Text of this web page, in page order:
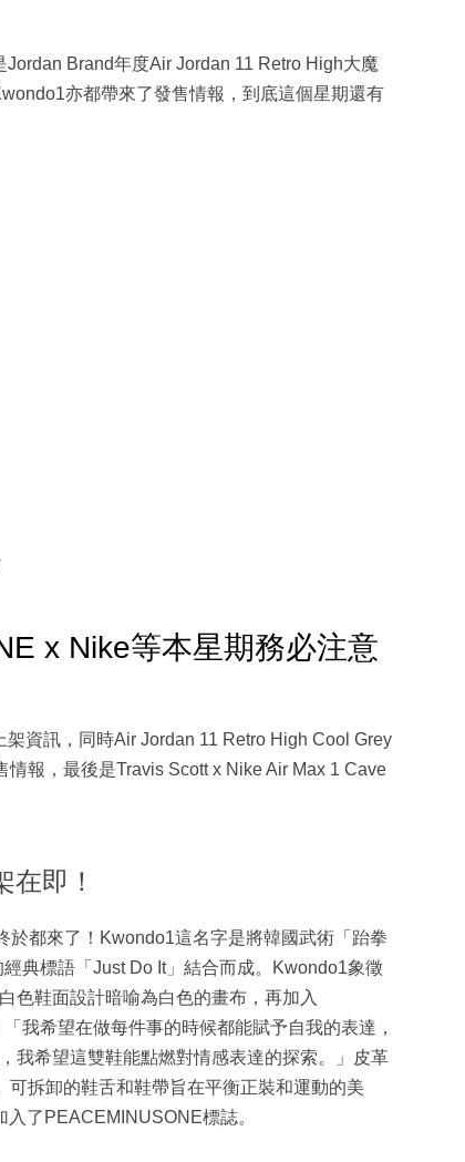
Jordan Brand年度Air Jordan 11 Retro High大魔
亦都帶來了發售情報，到底這個星期還有
x Nike等本星期務必注意
資訊，同時Air Jordan 11 Retro High Cool Grey
報，最後是Travis Scott x Nike Air Max 1 Cave
即！
都來了！Kwondo1這名字是將韓國武術「跆拳
典標語「Just Do It」結合而成。Kwondo1象徵
色鞋面設計暗喻為白色的畫布，再加入
我希望在做每件事的時候都能賦予自我的表達，
我希望這雙鞋能點燃對情感表達的探索。」皮革
可拆卸的鞋舌和鞋帶旨在平衡正裝和運動的美
了PEACEMINUSONE標誌。